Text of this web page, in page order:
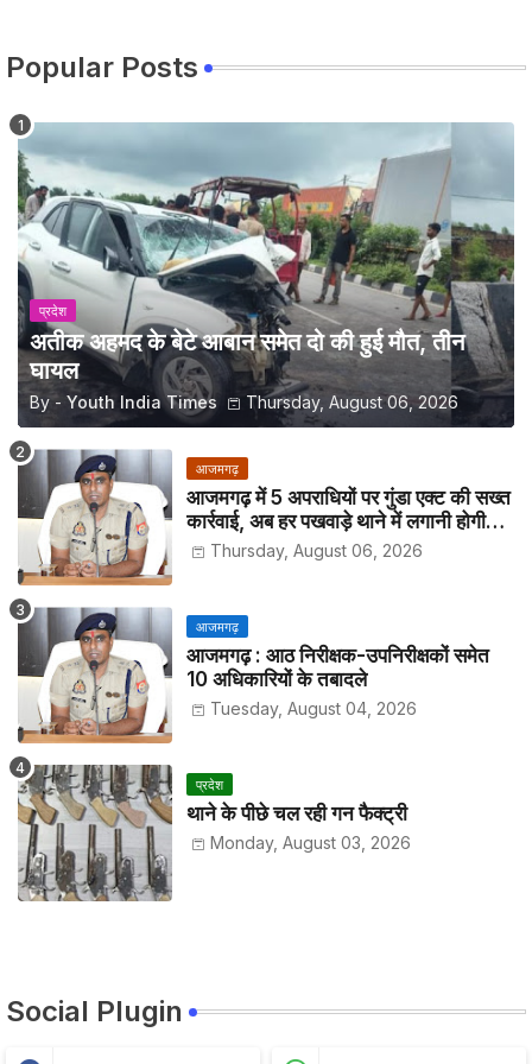
Popular Posts
प्रदेश
अतीक अहमद के बेटे आबान समेत दो की हुई मौत, तीन
घायल
By - Youth India Times Thursday, August 06, 2026
आजमगढ़
आजमगढ़ में 5 अपराधियों पर गुंडा एक्ट की सख्त
कार्रवाई, अब हर पखवाड़े थाने में लगानी होगी
हाजिरीThursday, August 06, 2026
आजमगढ़
आजमगढ़ : आठ निरीक्षक-उपनिरीक्षकों समेत
10 अधिकारियों के तबादले
Tuesday, August 04, 2026
प्रदेश
थाने के पीछे चल रही गन फैक्ट्री
Monday, August 03, 2026
Social Plugin